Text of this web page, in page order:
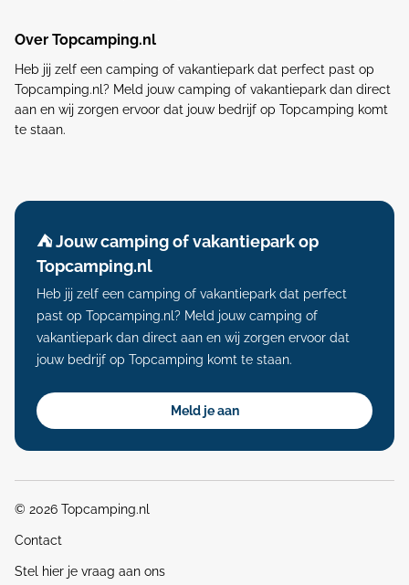
Over Topcamping.nl
Heb jij zelf een camping of vakantiepark dat perfect past op
Topcamping.nl? Meld jouw camping of vakantiepark dan direct
aan en wij zorgen ervoor dat jouw bedrijf op Topcamping komt
te staan.
⛺️ Jouw camping of vakantiepark op
Topcamping.nl
Heb jij zelf een camping of vakantiepark dat perfect
past op Topcamping.nl? Meld jouw camping of
vakantiepark dan direct aan en wij zorgen ervoor dat
jouw bedrijf op Topcamping komt te staan.
Meld je aan
© 2026 Topcamping.nl
Contact
Stel hier je vraag aan ons